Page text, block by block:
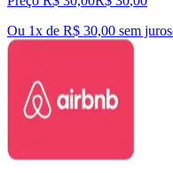
Ou 1x de R$ 30,00 sem juros